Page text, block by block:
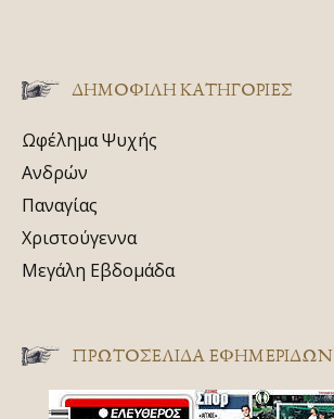
ΔΗΜΟΦΙΛΗ ΚΑΤΗΓΟΡΙΕΣ
Ωφέλημα Ψυχής
Ανδρών
Παναγίας
Χριστούγεννα
Μεγάλη Εβδομάδα
ΠΡΩΤΟΣΈΛΙΔΑ ΕΦΗΜΕΡΊΔΩΝ